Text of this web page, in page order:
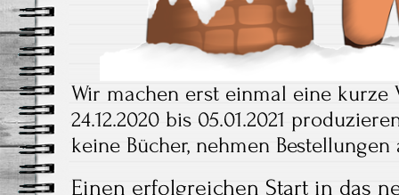
Wir machen erst einmal eine kurze
24.12.2020 bis 05.01.2021
keine Bücher, nehmen
Einen erfolgreichen Start in das